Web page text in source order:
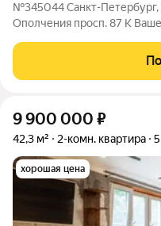
№345044 Санкт-Петербург,
Ополчения просп. 87 К
полностью изолированные
Делали все для себя!
9 900 000 ₽
42,3 м² 2-комн. квартира 5
хорошая цена